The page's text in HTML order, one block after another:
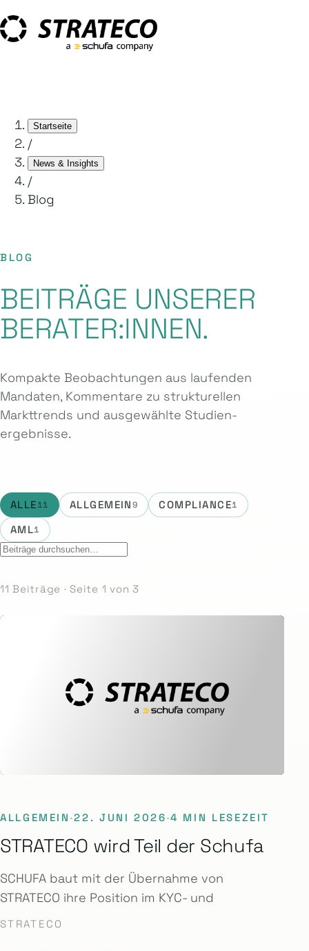
Startseite
/
News & Insights
/
Blog
BLOG
BEITRÄGE UNSERER
BERATER:INNEN.
Kompakte Beobachtungen aus laufenden
Mandaten, Kommentare zu strukturellen
Markttrends und ausgewählte Studien­
ergebnisse.
ALLE11 ALLGEMEIN9 COMPLIANCE1
AML1
11 Beiträge · Seite 1 von 3
ALLGEMEIN ·22. JUNI 2026·4 MIN LESEZEIT
STRATECO wird Teil der Schufa
SCHUFA baut mit der Übernahme von
STRATECO ihre Position im KYC- und
STRATECO